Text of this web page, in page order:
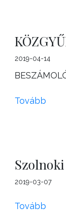
2019-04-14
Tovább
2019-03-07
Tovább